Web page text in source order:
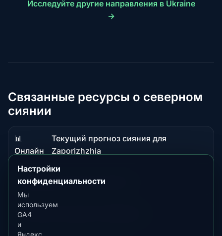
Исследуйте другие направления в Ukraine
→
Связанные ресурсы о северном
сиянии
📊
Онлайн
Данные
реальном
времени
Текущий прогноз сияния для
Zaporizhzhia
📖 Гид
Материал-
руководство
Обзор сияния в Ukraine
📖 Гид
Материал-
руководство
Настройки
конфиденциальности
Мы
используем
GA4
и
Яндекс